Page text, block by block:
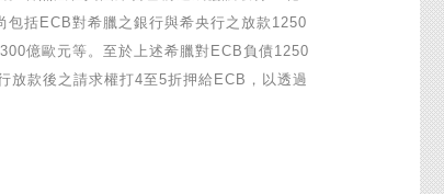
括ECB對希臘之銀行與希央行之放款1250
億歐元等。至於上述希臘對ECB負債1250
放款後之請求權打4至5折押給ECB，以透過